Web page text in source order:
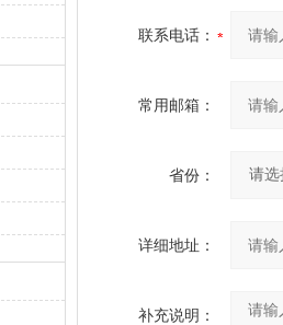
联系电话：
常用邮箱：
省份：
详细地址：
补充说明：